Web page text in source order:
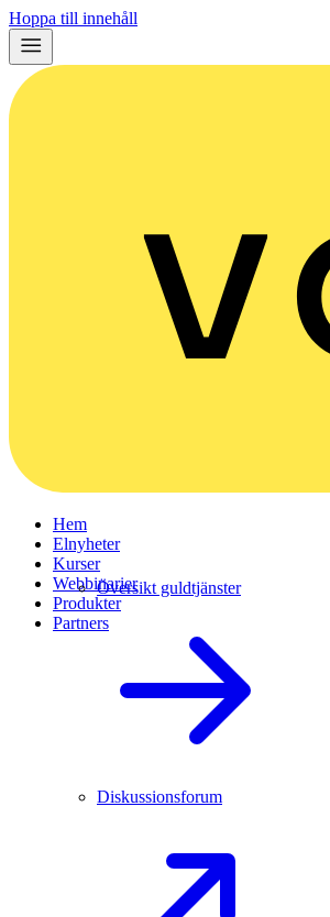
Hoppa till innehåll
Hem
Elnyheter
Kurser
Webbinarier
Produkter
Partners
Översikt guldtjänster
Diskussionsforum